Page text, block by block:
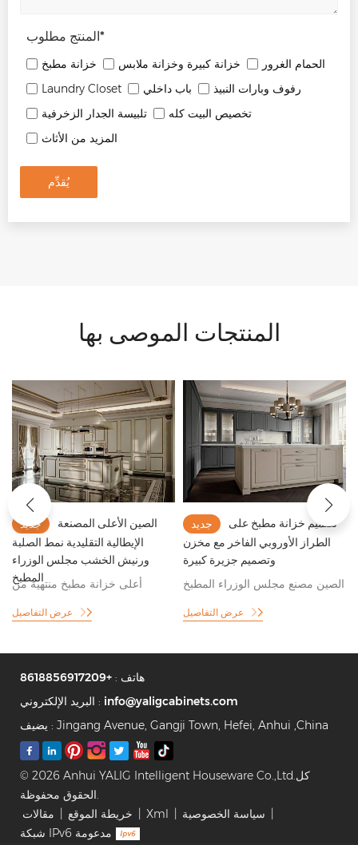
المنتج مطلوب*
خزانة مطبخ خزانة كبيرة وخزانة ملابس
الحمام الغرور
Laundry Closet
باب داخلي
رفوف وبارات النبيذ
تلبيسة الجدار الزخرفية
تخصيص البيت كله
المزيد من الأثاث
يُقدِّم
المنتجات الموصى بها
جديد
الصين الأعلى المصنعة
الإيطالية التقليدية نمط الصلبة
ورنيش الخشب مجلس الوزراء
المطبخ
أعلى خزانة مطبخ منتهية من
مع نموذج تقليم وتصميم سطح من
عرض التفاصيل
جديد
تصميم خزانة مطبخ على
الطراز الأوروبي الفاخر مع مخزن
وتصميم جزيرة كبيرة
الصين مصنع مجلس الوزراء المطبخ
الطراز الأوروبي عالية المستوى
عرض التفاصيل
هاتف : +8618856917209
البريد الإلكتروني : info@yaligcabinets.com
يضيف : Jingang Avenue, Gangji Town, Hefei, Anhui ,China
© 2026 Anhui YALIG Intelligent Houseware Co.,Ltd.كل
الحقوق محفوظة.
مقالات
خريطة الموقع Xml سياسة الخصوصية
شبكة IPv6 مدعومة